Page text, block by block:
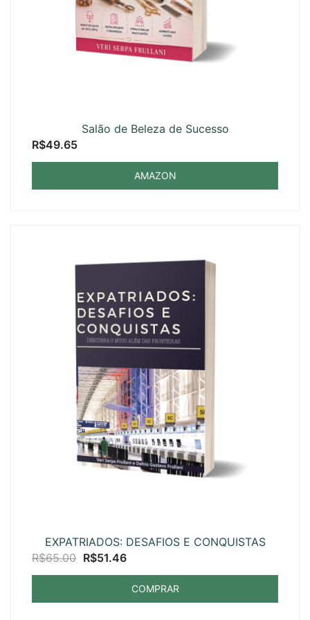
Salão de Beleza de Sucesso
R$49.65
AMAZON
EXPATRIADOS: DESAFIOS E CONQUISTAS
R$65.00 O
preço
R$51.46O
preço
atual
COMPRAR